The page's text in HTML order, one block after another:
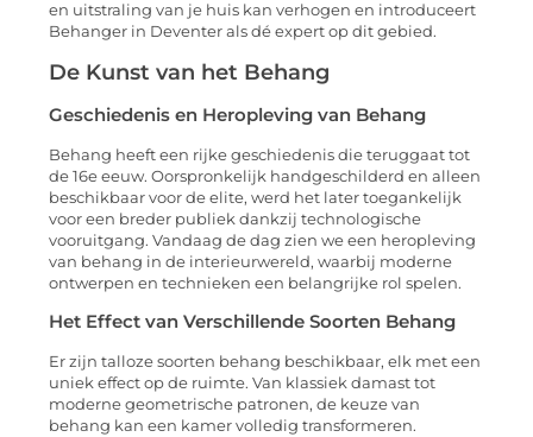
en uitstraling van je huis kan verhogen en introduceert
Behanger in Deventer als dé expert op dit gebied.
De Kunst van het Behang
Geschiedenis en Heropleving van Behang
Behang heeft een rijke geschiedenis die teruggaat tot
de 16e eeuw. Oorspronkelijk handgeschilderd en alleen
beschikbaar voor de elite, werd het later toegankelijk
voor een breder publiek dankzij technologische
vooruitgang. Vandaag de dag zien we een heropleving
van behang in de interieurwereld, waarbij moderne
ontwerpen en technieken een belangrijke rol spelen.
Het Effect van Verschillende Soorten Behang
Er zijn talloze soorten behang beschikbaar, elk met een
uniek effect op de ruimte. Van klassiek damast tot
moderne geometrische patronen, de keuze van
behang kan een kamer volledig transformeren.